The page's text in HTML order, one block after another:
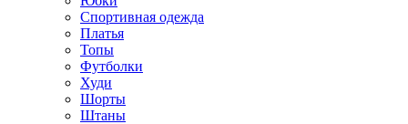
Спортивная одежда
Платья
Топы
Футболки
Худи
Шорты
Штаны